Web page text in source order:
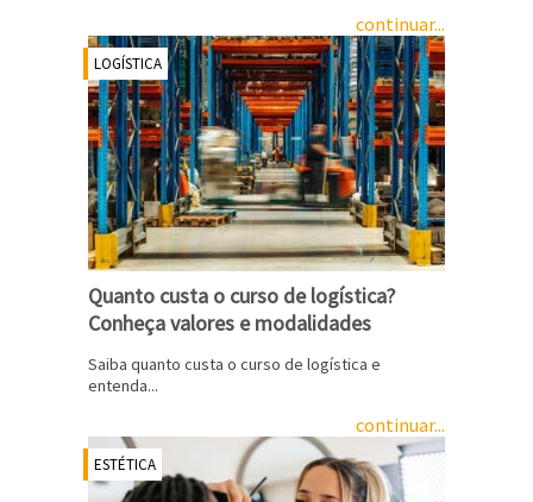
continuar...
LOGÍSTICA
Quanto custa o curso de logística?
Conheça valores e modalidades
Saiba quanto custa o curso de logística e
entenda...
continuar...
ESTÉTICA